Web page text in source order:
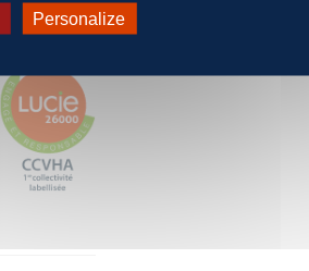
Personalize